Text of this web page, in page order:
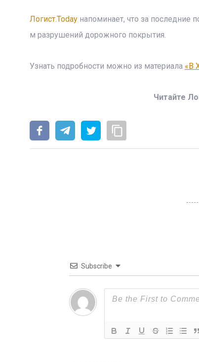
Логист.Todayнапоминает, что за последние
м разрушений дорожного покрытия.
Узнать подробности можно из материала «В
Читайте
Subscribe